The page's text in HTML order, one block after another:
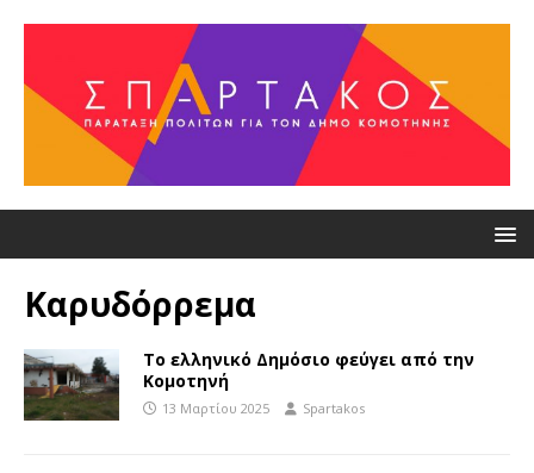
Καρυδόρρεμα
Το ελληνικό Δημόσιο φεύγει από την
Κομοτηνή
13 Μαρτίου 2025 Spartakos